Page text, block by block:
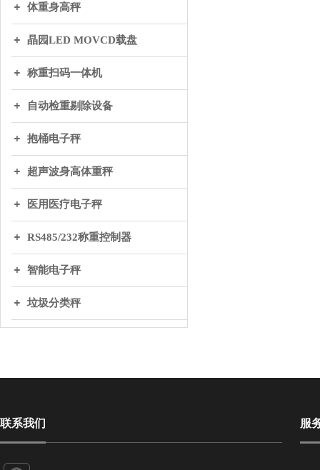
体重身高秤
晶园LED MOVCD载盘
称重扫码一体机
自动检重剔除设备
抱桶电子秤
超声波身高体重秤
医用医疗电子秤
RS485/232称重控制器
智能电子秤
垃圾分类秤
联系我们 服